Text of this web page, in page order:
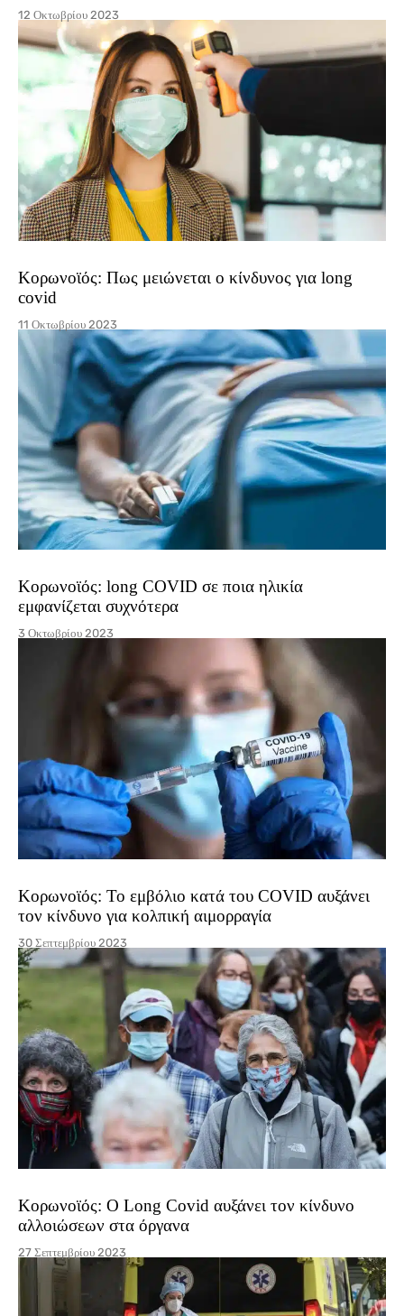
12 Οκτωβρίου 2023
Κορωνοϊός: Πως μειώνεται ο κίνδυνος για long
covid
11 Οκτωβρίου 2023
Κορωνοϊός: long COVID σε ποια ηλικία
εμφανίζεται συχνότερα
3 Οκτωβρίου 2023
Κορωνοϊός: Το εμβόλιο κατά του COVID αυξάνει
τον κίνδυνο για κολπική αιμορραγία
30 Σεπτεμβρίου 2023
Κορωνοϊός: Ο Long Covid αυξάνει τον κίνδυνο
αλλοιώσεων στα όργανα
27 Σεπτεμβρίου 2023